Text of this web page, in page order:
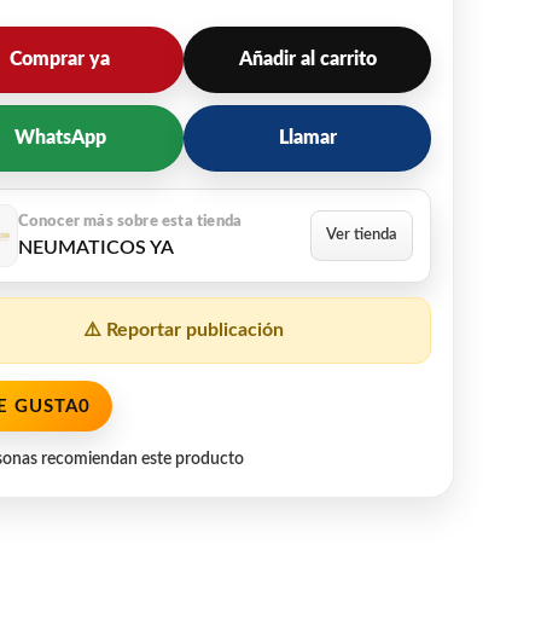
Comprar ya Añadir al carrito
WhatsApp Llamar
NEUMATICOS YA
⚠️ Reportar publicación
GUSTA0
recomiendan este producto